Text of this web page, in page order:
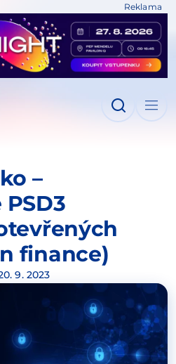
Reklama
–
finance)
9. 2023